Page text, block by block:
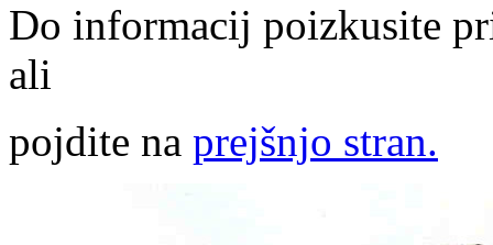
Do informacij poizkusite
ali
pojdite na prejšnjo stran.